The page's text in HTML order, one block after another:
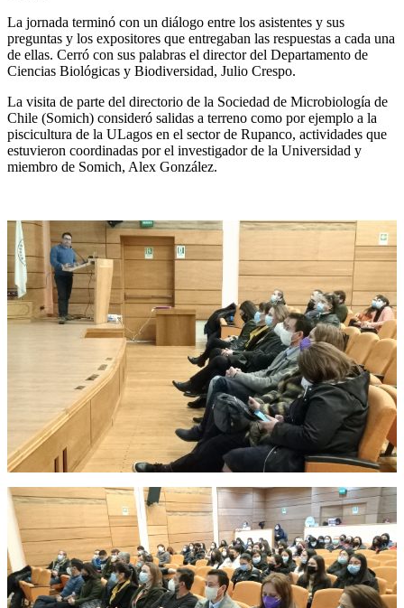
La jornada terminó con un diálogo entre los asistentes y sus
preguntas y los expositores que entregaban las respuestas a cada una
de ellas. Cerró con sus palabras el director del Departamento de
Ciencias Biológicas y Biodiversidad, Julio Crespo.
La visita de parte del directorio de la Sociedad de Microbiología de
Chile (Somich) consideró salidas a terreno como por ejemplo a la
piscicultura de la ULagos en el sector de Rupanco, actividades que
estuvieron coordinadas por el investigador de la Universidad y
miembro de Somich, Alex González.